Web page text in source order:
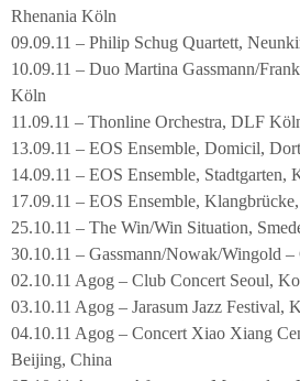
Rhenania Köln
09.09.11 – Philip Schug Quartett,
10.09.11 – Duo Martina Gassmann/
Köln
11.09.11 – Thonline Orchestra, DLF
13.09.11 – EOS Ensemble, Domicil,
14.09.11 – EOS Ensemble, Stadtgarten,
17.09.11 – EOS Ensemble,
25.10.11 – The Win/Win Situation,
30.10.11 – Gassmann/Nowak/Wingold
02.10.11 Agog – Club Concert Seoul,
03.10.11 Agog – Jarasum Jazz Festival,
04.10.11 Agog – Concert Xiao Xiang
Beijing, China